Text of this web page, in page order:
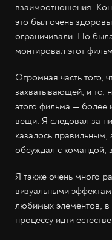
взаимоотношения.
это был очень
ограничивали. Но
монтировал этот
Огромная часть того,
захватывающей, и то,
этого фильма — более
вещи. Я следовал за
казалось
обсуждал с командой,
Я также очень много
визуальными
любимых элементов, в
процессу идти